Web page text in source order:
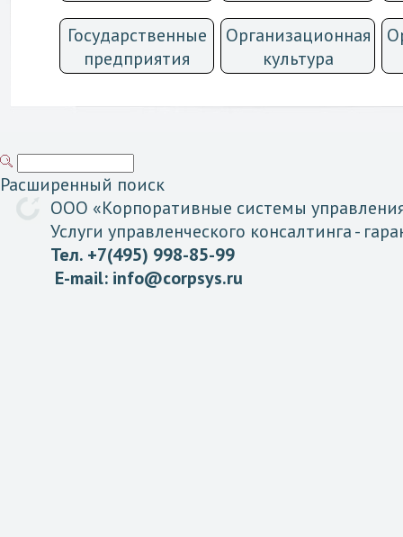
Государственные
предприятия
Организационная
культурa
Расширенный поиск
ООО «Корпоративные системы
Услуги управленческого консалтинга-
Тел. +7(495) 998-85-99
E-mail: info@corpsys.ru